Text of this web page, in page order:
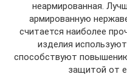
неармированная.
армированную
считается наиболее
изделия
способствуют
защитой от